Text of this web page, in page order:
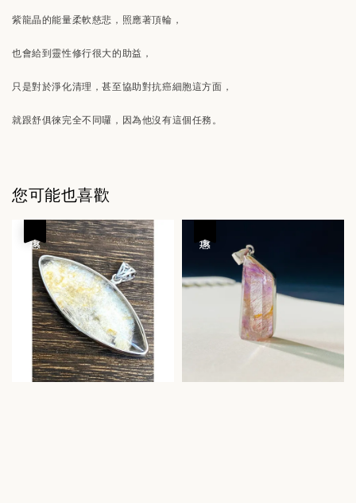
紫龍晶的能量柔軟慈悲，照應著頂輪，
也會給到靈性修行很大的助益，
只是對於淨化清理，甚至協助對抗癌細胞這方面，
就跟舒俱徠完全不同囉，因為他沒有這個任務。
您可能也喜歡